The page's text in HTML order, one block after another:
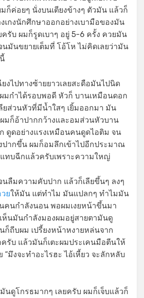
ก็ค่อยๆ นั่งบนเตียงข้างๆ ตัวมัน แล้วก็
เกงนักศึกษาออกอย่างเบามือของมัน
ครับ ผมก็รูดเบาๆ อยู่ 5-6 ครั้ง ควยมัน
นมันขยายเต็มที่ โอ้โห ไม่คิดเลยว่ามัน
งไปทางซ้ายยาวเลยสะดือมันไปนิด
กำได้รอบพอดี หัวก็ บานเหมือนดอก
ยส่วนหัวที่มีน้ำใสๆ เยิ้มออกมา มัน
มก็อ้าปากกว้างและอมส่วนหัวบาน
ดูดอย่างแรงเหมือนคนดูดไอติม จน
ปากขึ้น ผมก็อมลึกเข้าไปอีกประมาณ
ทบฉีกแล้วครับเพราะความใหญ่
ลืมความคับปาก แล้วก็เลียขึ้นๆ ลงๆ
ยให้มัน แต่ทำไม มันแปลกๆ ทำไมมัน
คนกำลังนอน พอผมเงยหน้าขึ้นมา
ห็นมันกำลังมองผมอยู่สายตามันดู
ก็ถีบผม เปรี้ยงหน้าหงายหล่นจาก
รับ แล้วมันก็เตะผมประเคนมือตีนให้
มึงจะทำอะไรฮะ ไอ้เหี้ยว จะลักหลับ
นดูโกรธมากๆ เลยครับ ผมก็เจ็บแล้วก็